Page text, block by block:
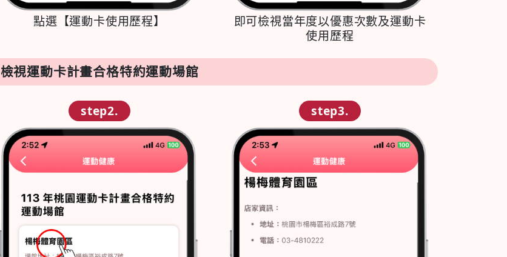
點選【運動卡使用歷程】
即可檢視當年度以優惠次數及運動卡
使用歷程
檢視運動卡計畫合格特約運動場館
step2. step3.